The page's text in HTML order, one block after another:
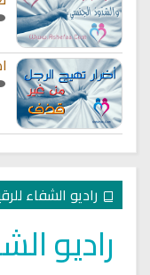
راديو الشفاء
راديو